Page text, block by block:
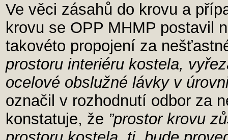
Ve věci zásahů do krovu a
krovu se OPP MHMP postavil
takovéto propojení za
prostoru interiéru kostela,
ocelové obslužné lávky v
označil v rozhodnutí odbor za
konstatuje, že ”prostor krovu